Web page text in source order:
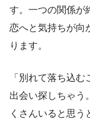
す。一つの関係が
恋へと気持ちが向
ります。
「別れて落ち込
出会い探しちゃう
くさんいると思う